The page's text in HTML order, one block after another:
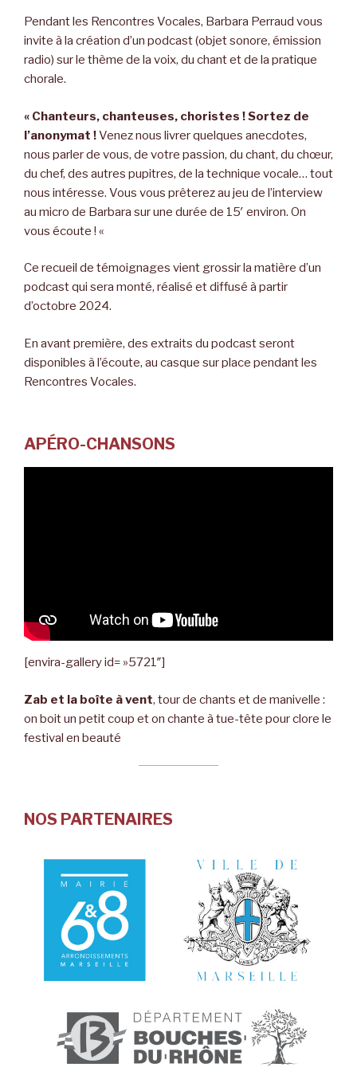
Pendant les Rencontres Vocales, Barbara Perraud vous
invite à la création d’un podcast (objet sonore, émission
radio) sur le thème de la voix, du chant et de la pratique
chorale.
« Chanteurs, chanteuses, choristes ! Sortez de
l’anonymat !Venez nous livrer quelques anecdotes,
nous parler de vous, de votre passion, du chant, du chœur,
du chef, des autres pupitres, de la technique vocale… tout
nous intéresse. Vous vous prêterez au jeu de l’interview
au micro de Barbara sur une durée de 15′ environ. On
vous écoute ! «
Ce recueil de témoignages vient grossir la matière d’un
podcast qui sera monté, réalisé et diffusé à partir
d’octobre 2024.
En avant première, des extraits du podcast seront
disponibles à l’écoute, au casque sur place pendant les
Rencontres Vocales.
APÉRO-CHANSONS
[envira-gallery id= »5721″]
Zab et la boîte à vent, tour de chants et de manivelle :
on boit un petit coup et on chante à tue-tête pour clore le
festival en beauté
NOS PARTENAIRES